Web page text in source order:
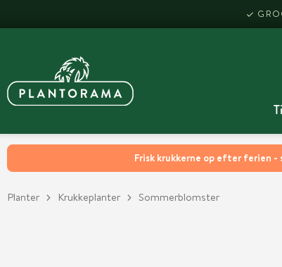
Frisk krukkerne op efter ferien -
Planter Krukkeplanter Sommerblomster